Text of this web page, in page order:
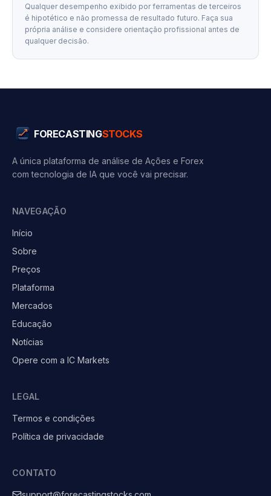
Qualquer desempenho exibido por ferramentas de terceiros
é hipotético e não promessa de resultado futuro. Faça sua
própria análise e considere orientação profissional antes de
qualquer decisão.
FORECASTINGSTOCKS
A única plataforma de análise de Ações e Forex
com tecnologia de IA que você vai precisar.
NAVEGAÇÃO
Início
Sobre
Preços
Plataforma
Mercados
Educação
Notícias
Opere com a IC Markets
LEGAL
Termos e condições
Política de privacidade
CONTATO